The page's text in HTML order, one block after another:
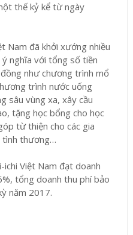
thế kỷ kể từ ngày
Nam đã khởi xướng nhiều
nghĩa với tổng số tiền
như chương trình mổ
trình nước uống
sâu vùng xa, xây cầu
tặng học bổng cho học
từ thiện cho các gia
tình thương…
Việt Nam đạt doanh
tổng doanh thu phí bảo
năm 2017.